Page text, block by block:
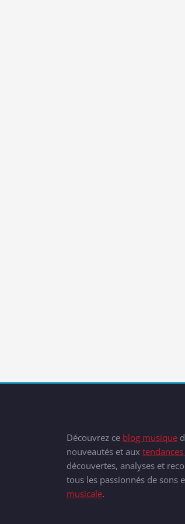
Découvrez ce blog musique
nouveautés et aux
découvertes, analyses et
tous les passionnés de sons
musicale.